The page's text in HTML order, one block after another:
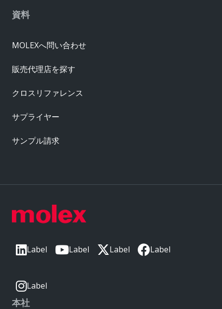
Label Label Label Label
Label
本社
資料
MOLEXへ問い合わせ
販売代理店を探す
クロスリファレンス
サプライヤー
サンプル請求